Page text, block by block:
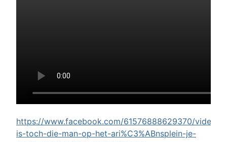
https://www.facebook.com/61576888629370/videos/
is-toch-die-man-op-het-ari%C3%ABnsplein-je-